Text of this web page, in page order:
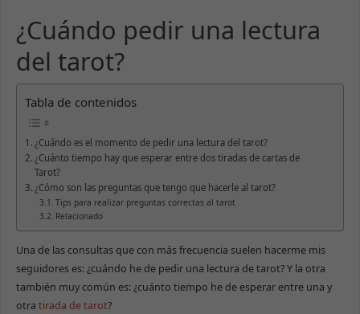
¿Cuándo pedir una lectura
del tarot?
Tabla de contenidos
¿Cuándo es el momento de pedir una lectura del tarot?
¿Cuánto tiempo hay que esperar entre dos tiradas de cartas de
Tarot?
¿Cómo son las preguntas que tengo que hacerle al tarot?
Tips para realizar preguntas correctas al tarot
Relacionado
Una de las consultas que con más frecuencia suelen hacerme mis
seguidores es: ¿cuándo he de pedir una lectura de tarot? Y la otra
también muy común es: ¿cuánto tiempo he de esperar entre una y
otra tirada de tarot?